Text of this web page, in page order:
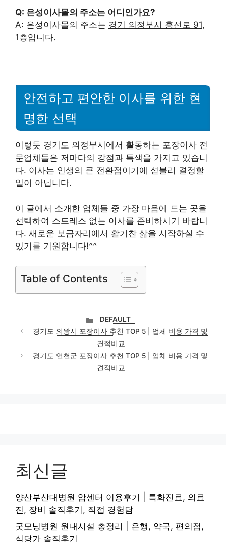
Q: 은성이사몰의 주소는 어디인가요?
A: 은성이사몰의 주소는 경기 의정부시 흥선로 91,
1층입니다.
안전하고 편안한 이사를 위한 현
명한 선택
이렇듯 경기도 의정부시에서 활동하는 포장이사 전
문업체들은 저마다의 강점과 특색을 가지고 있습니
다. 이사는 인생의 큰 전환점이기에 섣불리 결정할
일이 아닙니다.
이 글에서 소개한 업체들 중 가장 마음에 드는 곳을
선택하여 스트레스 없는 이사를 준비하시기 바랍니
다. 새로운 보금자리에서 활기찬 삶을 시작하실 수
있기를 기원합니다!^^
Table of Contents
카
테
고
리
DEFAULT
경기도 의왕시 포장이사 추천 TOP 5 | 업체 비용 가격 및
견적비교
경기도 연천군 포장이사 추천 TOP 5 | 업체 비용 가격 및
견적비교
최신글
양산부산대병원 암센터 이용후기 | 특화진료, 의료
진, 장비 솔직후기, 직접 경험담
굿모닝병원 원내시설 총정리 | 은행, 약국, 편의점,
식당가 솔직후기